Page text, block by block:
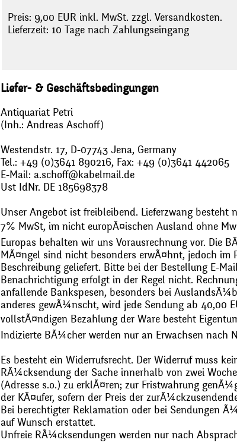
Preis: 9,00 EUR inkl. MwSt. zzgl. Versandkosten.
Lieferzeit: 10 Tage nach Zahlungseingang
Liefer- & Geschäftsbedingungen
Antiquariat Petri
(Inh.: Andreas Aschoff)
Westendstr. 17, D-07743 Jena, Germany
Tel.: +49 (0)3641 890216, Fax: +49 (0)3641 442065
E-Mail: a.schoff@kabelmail.de
Ust IdNr. DE 185698378
Unser Angebot ist freibleibend. Lieferzwang besteht
7% MwSt, im nicht europÃ¤ischen Ausland ohne
Europas behalten wir uns Vorausrechnung vor. Die
MÃ¤ngel sind nicht besonders erwÃ¤hnt, jedoch im
Beschreibung geliefert. Bitte bei der Bestellung E-
Benachrichtigung erfolgt in der Regel nicht.
anfallende Bankspesen, besonders bei
anderes gewÃ¼nscht, wird jede Sendung ab 40,00
vollstÃ¤ndigen Bezahlung der Ware besteht
Indizierte BÃ¼cher werden nur an Erwachsen nach
Es besteht ein Widerrufsrecht. Der Widerruf muss
RÃ¼cksendung der Sache innerhalb von zwei
(Adresse s.o.) zu erklÃ¤ren; zur Fristwahrung
der KÃ¤ufer, sofern der Preis der
Bei berechtigter Reklamation oder bei Sendungen
auf Wunsch erstattet.
Unfreie RÃ¼cksendungen werden nur nach